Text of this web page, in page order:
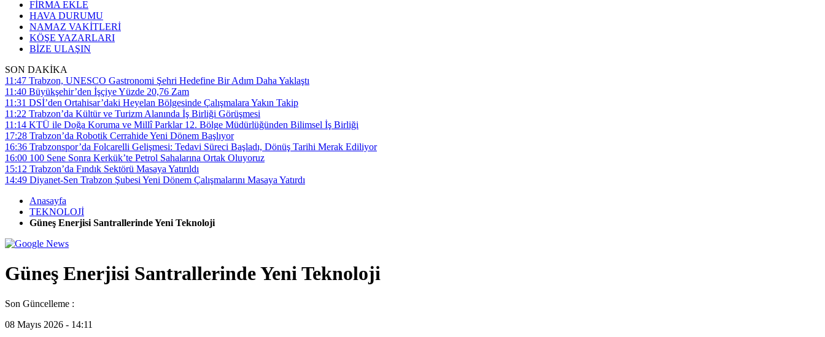
FİRMA EKLE
HAVA DURUMU
NAMAZ VAKİTLERİ
KÖŞE YAZARLARI
BİZE ULAŞIN
SON DAKİKA
11:47 Trabzon, UNESCO Gastronomi Şehri Hedefine Bir Adım Daha Yaklaştı
11:40 Büyükşehir’den İşçiye Yüzde 20,76 Zam
11:31 DSİ’den Ortahisar’daki Heyelan Bölgesinde Çalışmalara Yakın Takip
11:22 Trabzon’da Kültür ve Turizm Alanında İş Birliği Görüşmesi
11:14 KTÜ ile Doğa Koruma ve Millî Parklar 12. Bölge Müdürlüğünden Bilimsel İş Birliği
17:28 Trabzon’da Robotik Cerrahide Yeni Dönem Başlıyor
16:36 Trabzonspor’da Folcarelli Gelişmesi: Tedavi Süreci Başladı, Dönüş Tarihi Merak Ediliyor
16:00 100 Sene Sonra Kerkük’te Petrol Sahalarına Ortak Oluyoruz
15:12 Trabzon’da Fındık Sektörü Masaya Yatırıldı
14:49 Diyanet-Sen Trabzon Şubesi Yeni Dönem Çalışmalarını Masaya Yatırdı
Anasayfa
TEKNOLOJİ
Güneş Enerjisi Santrallerinde Yeni Teknoloji
Güneş Enerjisi Santrallerinde Yeni Teknoloji
Son Güncelleme :
08 Mayıs 2026 - 14:11